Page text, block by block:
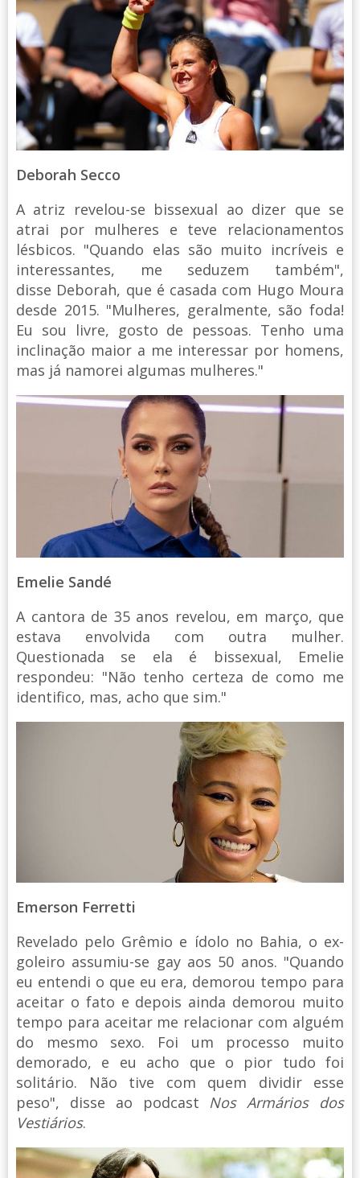
Deborah Secco
A atriz revelou-se bissexual ao dizer que se
atrai por mulheres e teve relacionamentos
lésbicos. "Quando elas são muito incríveis e
interessantes, me seduzem também",
disse Deborah, que é casada com Hugo Moura
desde 2015. "Mulheres, geralmente, são foda!
Eu sou livre, gosto de pessoas. Tenho uma
inclinação maior a me interessar por homens,
mas já namorei algumas mulheres."
Emelie Sandé
A cantora de 35 anos revelou, em março, que
estava envolvida com outra mulher.
Questionada se ela é bissexual, Emelie
respondeu: "Não tenho certeza de como me
identifico, mas, acho que sim."
Emerson Ferretti
Revelado pelo Grêmio e ídolo no Bahia, o ex-
goleiro assumiu-se gay aos 50 anos. "Quando
eu entendi o que eu era, demorou tempo para
aceitar o fato e depois ainda demorou muito
tempo para aceitar me relacionar com alguém
do mesmo sexo. Foi um processo muito
demorado, e eu acho que o pior tudo foi
solitário. Não tive com quem dividir esse
peso", disse ao podcast Nos Armários dos
Vestiários.